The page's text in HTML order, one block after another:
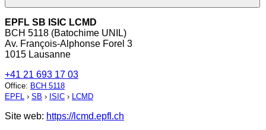
EPFL SB ISIC LCMD
BCH 5118 (Batochime UNIL)
Av. François-Alphonse Forel 3
1015 Lausanne
+41 21 693 17 03
Office: BCH 5118
EPFL › SB › ISIC › LCMD
Site web: https://lcmd.epfl.ch